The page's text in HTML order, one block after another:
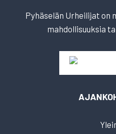
Pyhäselän Urheilijat on
mahdollisuuksia